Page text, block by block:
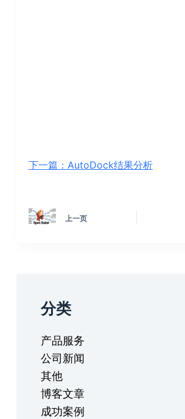
下一篇：AutoDock结果分析
上一页
分类
产品服务
公司新闻
其他
博客文章
成功案例